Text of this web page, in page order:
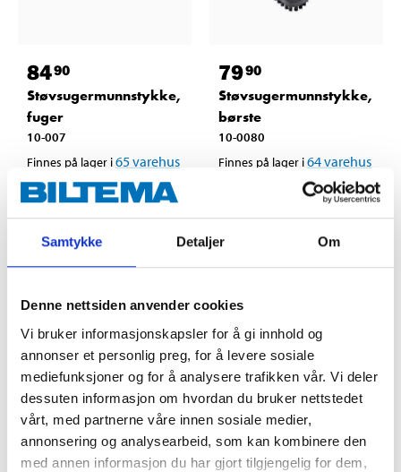
Samtykke Detaljer Om
Denne nettsiden anvender cookies
Vi bruker informasjonskapsler for å gi innhold og
annonser et personlig preg, for å levere sosiale
mediefunksjoner og for å analysere trafikken vår. Vi deler
dessuten informasjon om hvordan du bruker nettstedet
vårt, med partnerne våre innen sosiale medier,
annonsering og analysearbeid, som kan kombinere den
med annen informasjon du har gjort tilgjengelig for dem,
8490
Støvsugermunnstykke,
fuger
10-007
Finnes på lager i65varehus
7990
Støvsugermunnstykke,
børste
10-0080
Finnes på lager i64varehus
199,- 199,-